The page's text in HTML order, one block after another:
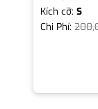
Kích cỡ:S
Chi Phí: